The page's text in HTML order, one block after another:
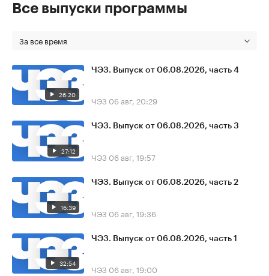
Все выпуски программы
За все время
26:20
ЧЭЗ. Выпуск от 06.08.2026, часть 4
ЧЭЗ 06 авг, 20:29
27:12
ЧЭЗ. Выпуск от 06.08.2026, часть 3
ЧЭЗ 06 авг, 19:57
16:39
ЧЭЗ. Выпуск от 06.08.2026, часть 2
ЧЭЗ 06 авг, 19:36
32:54
ЧЭЗ. Выпуск от 06.08.2026, часть 1
ЧЭЗ 06 авг, 19:00